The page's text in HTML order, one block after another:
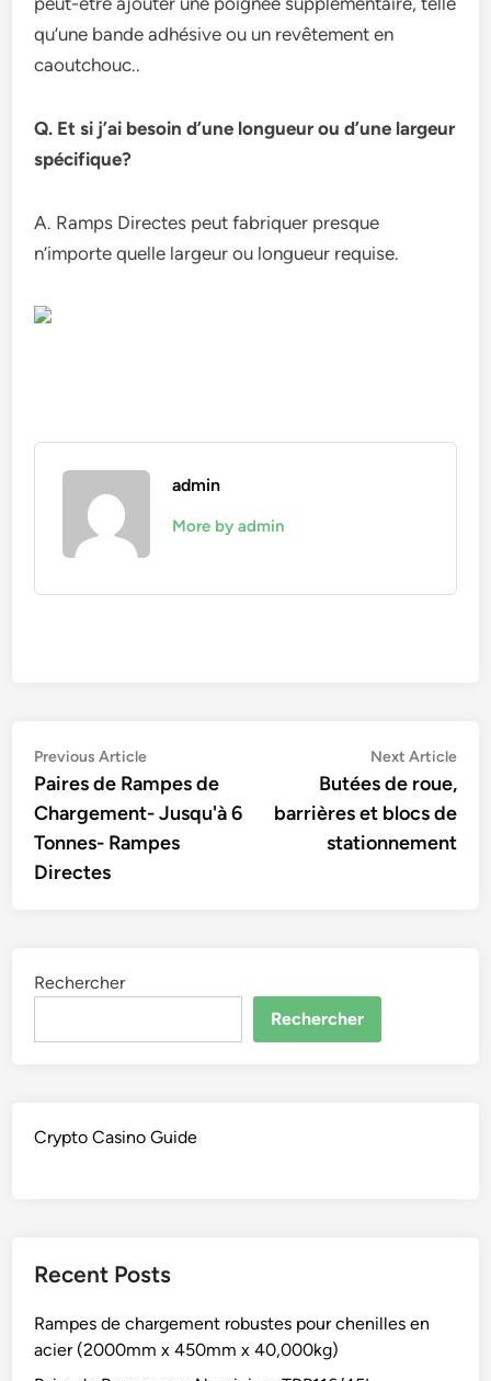
qu’une bande adhésive ou un revêtement en
caoutchouc..
Q. Et si j’ai besoin d’une longueur ou d’une largeur
spécifique?
A. Ramps Directes peut fabriquer presque
n’importe quelle largeur ou longueur requise.
admin
More by admin
Navigation
de
l’article
Previous ArticlePrevious
article:
Paires de Rampes de
Chargement- Jusqu'à 6
Tonnes- Rampes
Directes
Next Article
Butées de roue,
barrières et blocs de
stationnement
Rechercher
Rechercher
Crypto Casino Guide
Recent Posts
Rampes de chargement robustes pour chenilles en
acier (2000mm x 450mm x 40,000kg)